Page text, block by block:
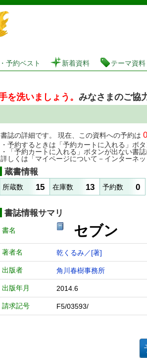
図書館 蔵書検索・予約システム
予約ベスト 新着資料 テーマ資料
を洗いましょう。 みなさまのご協
書誌の詳細です。 現在、この資料への予約は 0
・予約するときは「予約カートに入れる」ボ
・「予約カートに入れる」ボタンが出ない書
詳しくは「マイページについて－インターネ
蔵書情報
所蔵数 15 在庫数 13 予約数 0
書誌情報サマリ
書名 セブン
著者名 乾くるみ／[著]
出版者 角川春樹事務所
出版年月 2014.6
請求記号 F5/03593/